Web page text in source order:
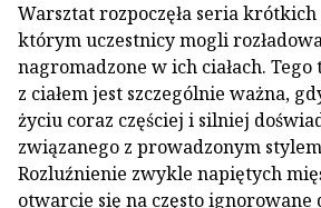
Warsztat rozpoczęła seria
którym uczestnicy mogli
nagromadzone w ich ciałach.
z ciałem jest szczególnie ważna,
życiu coraz częściej i silniej
związanego z prowadzonym
Rozluźnienie zwykle napiętych
otwarcie się na często ignorowane